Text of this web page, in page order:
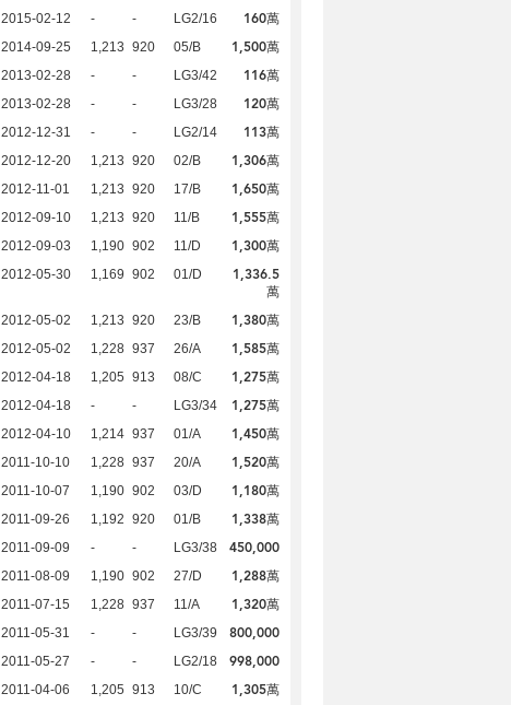
2015-02-12 - - LG2/16 160萬
2014-09-25 1,213 920 05/B 1,500萬
2013-02-28 - - LG3/42 116萬
2013-02-28 - - LG3/28 120萬
2012-12-31 - - LG2/14 113萬
2012-12-20 1,213 920 02/B 1,306萬
2012-11-01 1,213 920 17/B 1,650萬
2012-09-10 1,213 920 11/B 1,555萬
2012-09-03 1,190 902 11/D 1,300萬
2012-05-30 1,169 902 01/D
1,336.5
萬
2012-05-02 1,213 920 23/B 1,380萬
2012-05-02 1,228 937 26/A 1,585萬
2012-04-18 1,205 913 08/C 1,275萬
2012-04-18 - - LG3/34 1,275萬
2012-04-10 1,214 937 01/A 1,450萬
2011-10-10 1,228 937 20/A 1,520萬
2011-10-07 1,190 902 03/D 1,180萬
2011-09-26 1,192 920 01/B 1,338萬
2011-09-09 - - LG3/38 450,000
2011-08-09 1,190 902 27/D 1,288萬
2011-07-15 1,228 937 11/A 1,320萬
2011-05-31 - - LG3/39 800,000
2011-05-27 - - LG2/18 998,000
2011-04-06 1,205 913 10/C 1,305萬